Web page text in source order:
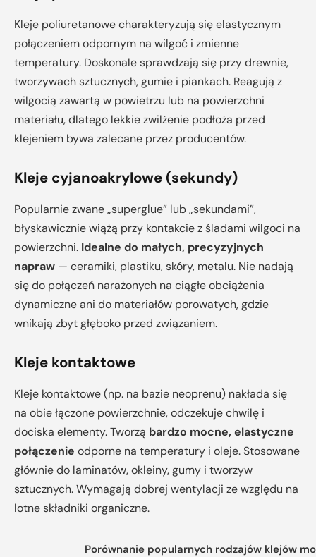
Kleje poliuretanowe charakteryzują się elastycznym
połączeniem odpornym na wilgoć i zmienne
temperatury. Doskonale sprawdzają się przy drewnie,
tworzywach sztucznych, gumie i piankach. Reagują z
wilgocią zawartą w powietrzu lub na powierzchni
materiału, dlatego lekkie zwilżenie podłoża przed
klejeniem bywa zalecane przez producentów.
Kleje cyjanoakrylowe (sekundy)
Popularnie zwane „superglue” lub „sekundami”,
błyskawicznie wiążą przy kontakcie z śladami wilgoci na
powierzchni. Idealne do małych, precyzyjnych
napraw — ceramiki, plastiku, skóry, metalu. Nie nadają
się do połączeń narażonych na ciągłe obciążenia
dynamiczne ani do materiałów porowatych, gdzie
wnikają zbyt głęboko przed związaniem.
Kleje kontaktowe
Kleje kontaktowe (np. na bazie neoprenu) nakłada się
na obie łączone powierzchnie, odczekuje chwilę i
dociska elementy. Tworzą bardzo mocne, elastyczne
połączenie odporne na temperatury i oleje. Stosowane
głównie do laminatów, okleiny, gumy i tworzyw
sztucznych. Wymagają dobrej wentylacji ze względu na
lotne składniki organiczne.
Porównanie popularnych rodzajów klejów